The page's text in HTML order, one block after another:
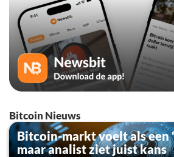
Bitcoin Nieuws
Bitcoin-markt voelt als een
maar analist ziet juist kans